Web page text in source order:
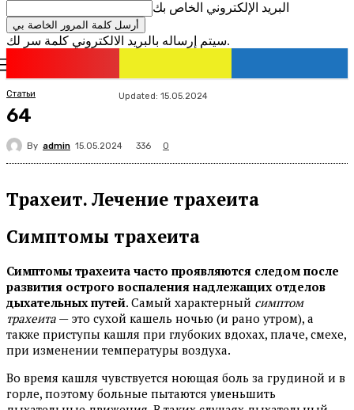
البريد الإلكتروني الخاص بك
سيتم إرساله بالبريد الالكتروني كلمة سر لك.
Статьи Updated: 15.05.2024
64
By admin 15.05.2024 336 0
Трахеит. Лечение трахеита
Симптомы трахеита
Симптомы трахеита часто проявляются следом после
развития острого воспаления надлежащих отделов
дыхательных путей. Самый характерный симптом
трахеита — это сухой кашель ночью (и рано утром), а
также приступы кашля при глубоких вдохах, плаче, смехе,
при изменении температуры воздуха.
Во время кашля чувствуется ноющая боль за грудиной и в
горле, поэтому больные пытаются уменьшить